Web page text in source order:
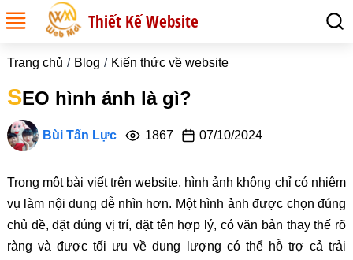
Thiết Kế Website
Trang chủ Blog Kiến thức về website
SEO hình ảnh là gì?
Bùi Tấn Lực 1867 07/10/2024
Trong một bài viết trên website, hình ảnh không chỉ có nhiệm
vụ làm nội dung dễ nhìn hơn. Một hình ảnh được chọn đúng
chủ đề, đặt đúng vị trí, đặt tên hợp lý, có văn bản thay thế rõ
ràng và được tối ưu về dung lượng có thể hỗ trợ cả trải